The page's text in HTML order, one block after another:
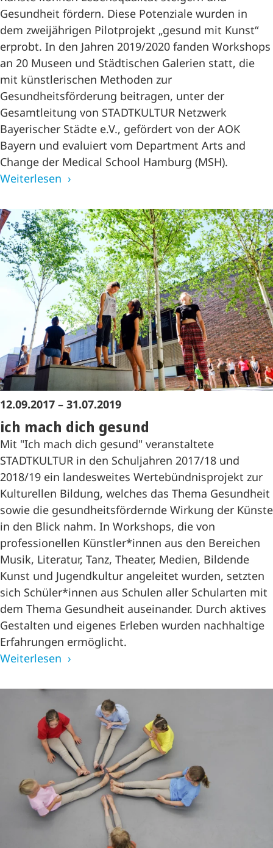
Gesundheit fördern. Diese Potenziale wurden in
dem zweijährigen Pilotprojekt „gesund mit Kunst“
erprobt. In den Jahren 2019/2020 fanden Workshops
an 20 Museen und Städtischen Galerien statt, die
mit künstlerischen Methoden zur
Gesundheitsförderung beitragen, unter der
Gesamtleitung von STADTKULTUR Netzwerk
Bayerischer Städte e.V., gefördert von der AOK
Bayern und evaluiert vom Department Arts and
Change der Medical School Hamburg (MSH).
Weiterlesen
12.09.2017 – 31.07.2019
ich mach dich gesund
Mit "Ich mach dich gesund" veranstaltete
STADTKULTUR in den Schuljahren 2017/18 und
2018/19 ein landesweites Wertebündnisprojekt zur
Kulturellen Bildung, welches das Thema Gesundheit
sowie die gesundheitsfördernde Wirkung der Künste
in den Blick nahm. In Workshops, die von
professionellen Künstler*innen aus den Bereichen
Musik, Literatur, Tanz, Theater, Medien, Bildende
Kunst und Jugendkultur angeleitet wurden, setzten
sich Schüler*innen aus Schulen aller Schularten mit
dem Thema Gesundheit auseinander. Durch aktives
Gestalten und eigenes Erleben wurden nachhaltige
Erfahrungen ermöglicht.
Weiterlesen